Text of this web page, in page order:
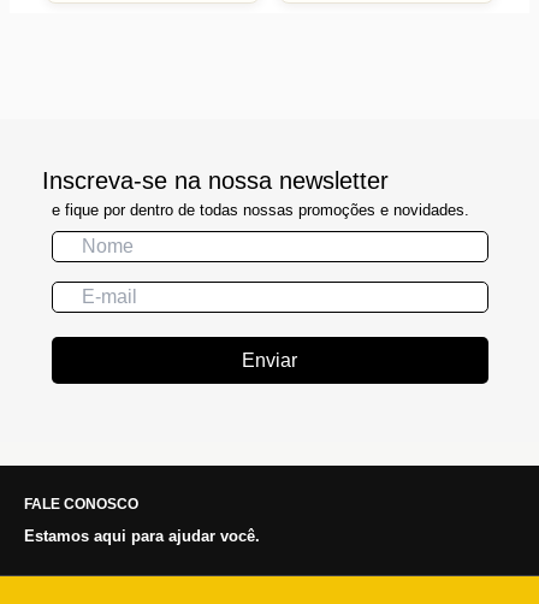
Inscreva-se na nossa newsletter
e fique por dentro de todas nossas promoções e novidades.
Enviar
FALE CONOSCO
Estamos aqui para ajudar você.